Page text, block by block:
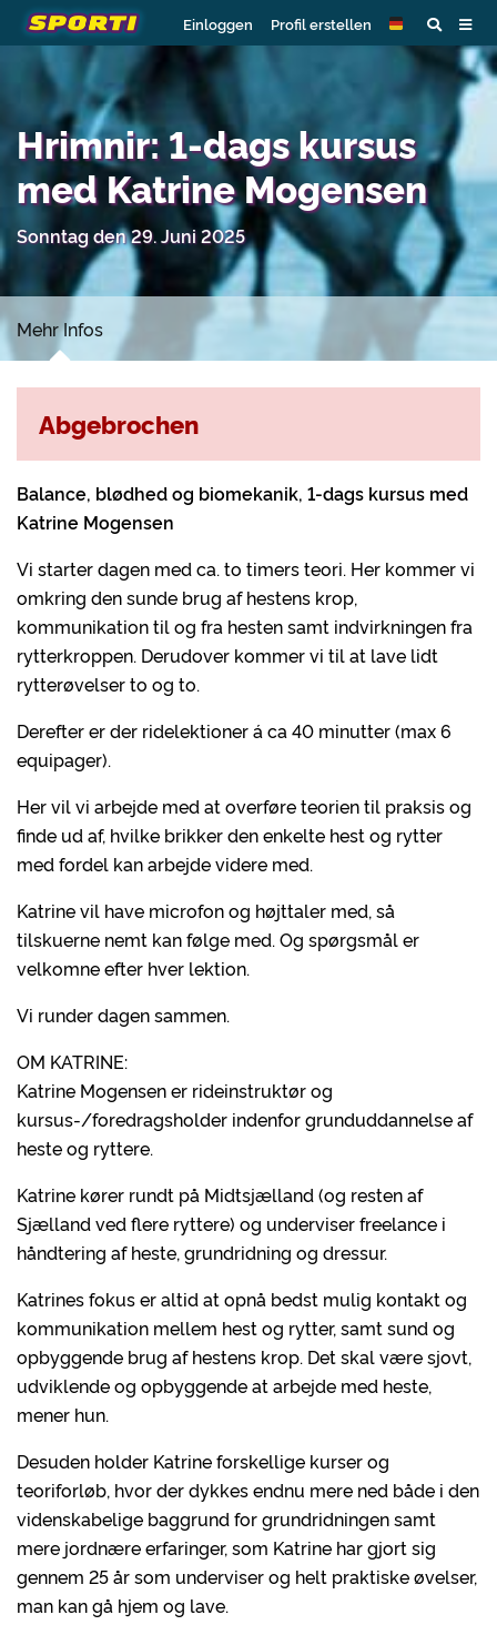
Einloggen Profil erstellen
Hrimnir: 1-dags kursus
med Katrine Mogensen
Sonntag den 29. Juni 2025
Mehr Infos
Balance, blødhed og biomekanik, 1-dags kursus med
Katrine Mogensen
Vi starter dagen med ca. to timers teori. Her kommer vi
omkring den sunde brug af hestens krop,
kommunikation til og fra hesten samt indvirkningen fra
rytterkroppen. Derudover kommer vi til at lave lidt
rytterøvelser to og to.
Derefter er der ridelektioner á ca 40 minutter (max 6
equipager).
Her vil vi arbejde med at overføre teorien til praksis og
finde ud af, hvilke brikker den enkelte hest og rytter
med fordel kan arbejde videre med.
Katrine vil have microfon og højttaler med, så
tilskuerne nemt kan følge med. Og spørgsmål er
velkomne efter hver lektion.
Vi runder dagen sammen.
OM KATRINE:
Katrine Mogensen er rideinstruktør og
kursus-/foredragsholder indenfor grunduddannelse af
heste og ryttere.
Katrine kører rundt på Midtsjælland (og resten af
Sjælland ved flere ryttere) og underviser freelance i
håndtering af heste, grundridning og dressur.
Katrines fokus er altid at opnå bedst mulig kontakt og
kommunikation mellem hest og rytter, samt sund og
opbyggende brug af hestens krop. Det skal være sjovt,
udviklende og opbyggende at arbejde med heste,
mener hun.
Desuden holder Katrine forskellige kurser og
teoriforløb, hvor der dykkes endnu mere ned både i den
videnskabelige baggrund for grundridningen samt
mere jordnære erfaringer, som Katrine har gjort sig
gennem 25 år som underviser og helt praktiske øvelser,
man kan gå hjem og lave.
Abgebrochen